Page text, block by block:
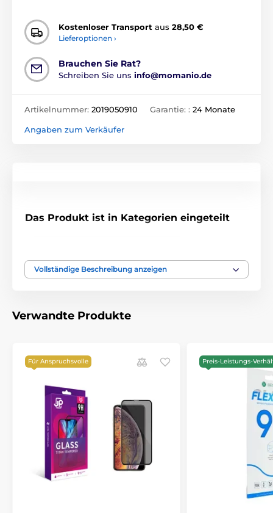
Kostenloser Transport aus 28,50 €
Lieferoptionen ›
Brauchen Sie Rat?
Schreiben Sie uns info@momanio.de
Artikelnummer: 2019050910 Garantie: : 24 Monate
Angaben zum Verkäufer
Das Produkt ist in Kategorien eingeteilt
Gehärtetes Glas für das iPhone XR
Vollständige Beschreibung anzeigen
Verwandte Produkte
Für Anspruchsvolle Preis-Leistungs-